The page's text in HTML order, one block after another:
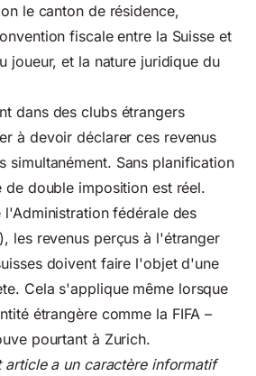
le canton de résidence,
fiscale entre la Suisse et
joueur, et la nature juridique du
dans des clubs étrangers
à devoir déclarer ces revenus
simultanément. Sans planification
de double imposition est réel.
l'Administration fédérale des
les revenus perçus à l'étranger
doivent faire l'objet d'une
Cela s'applique même lorsque
étrangère comme la FIFA –
pourtant à Zurich.
article a un caractère informatif